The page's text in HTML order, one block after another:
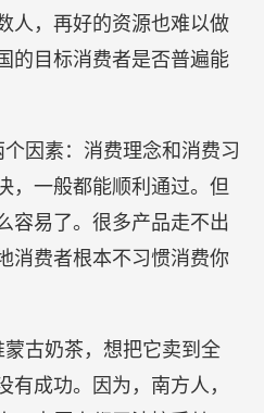
人，再好的资源也难以做
的目标消费者是否普遍能
因素：消费理念和消费习
，一般都能顺利通过。但
容易了。很多产品走不出
消费者根本不习惯消费你
古奶茶，想把它卖到全
有成功。因为，南方人，